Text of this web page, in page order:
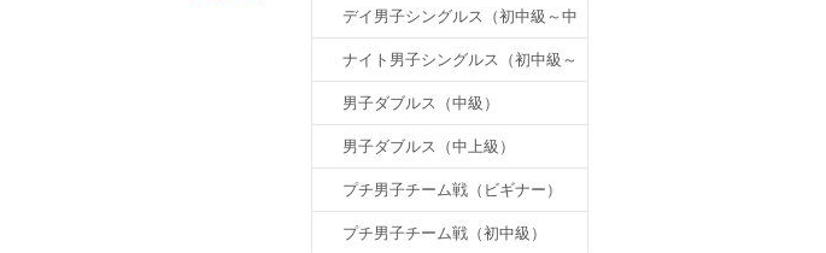
デイ男子シングルス（初中級～中
上級）
ナイト男子シングルス（初中級～
中上級）
男子ダブルス（中級）
男子ダブルス（中上級）
プチ男子チーム戦（ビギナー）
プチ男子チーム戦（初中級）